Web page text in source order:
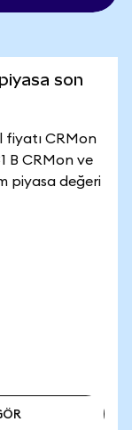
son
fiyatı CRMon
B CRMon ve
piyasa değeri